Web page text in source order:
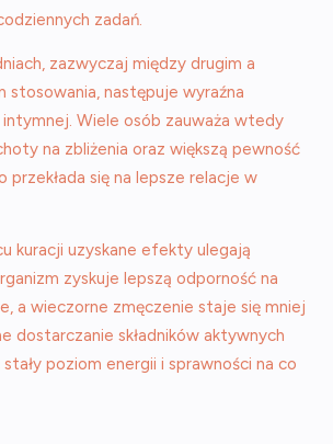
zadań.
zazwyczaj między drugim a
następuje wyraźna
Wiele osób zauważa wtedy
na zbliżenia oraz większą pewność
przekłada się na lepsze relacje w
kuracji uzyskane efekty ulegają
zyskuje lepszą odporność na
a wieczorne zmęczenie staje się mniej
dostarczanie składników aktywnych
poziom energii i sprawności na co